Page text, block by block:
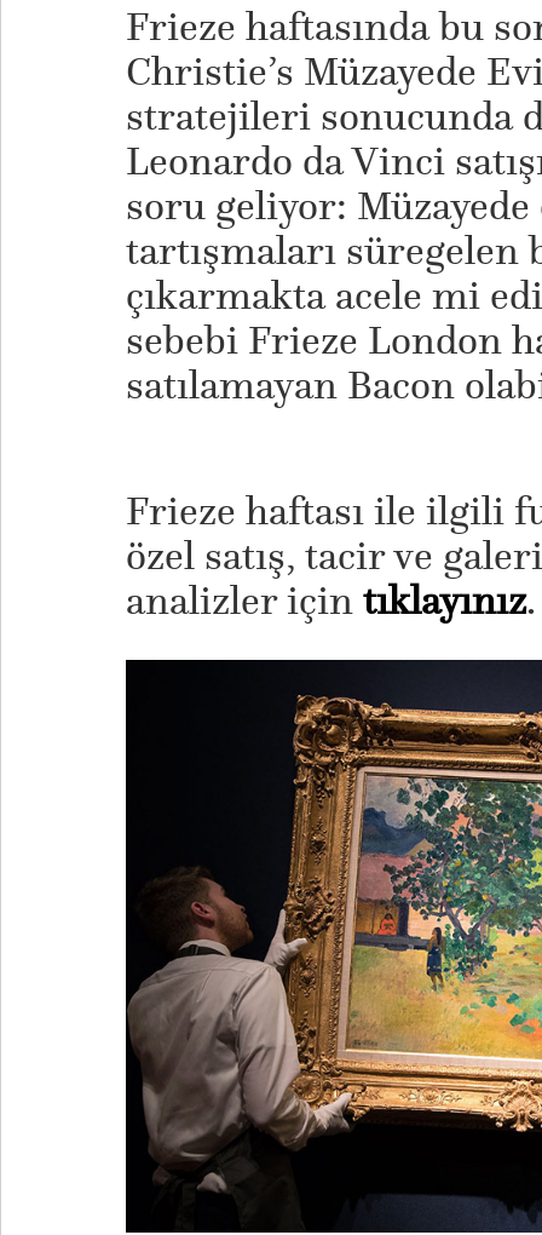
Frieze haftasında bu
Christie’s Müzayede
stratejileri sonucunda
Leonardo da Vinci
soru geliyor:
tartışmaları
çıkarmakta acele mi
sebebi Frieze London
satılamayan Bacon
Frieze haftası ile ilgili
özel satış, tacir ve
analizler içintıklayınız.